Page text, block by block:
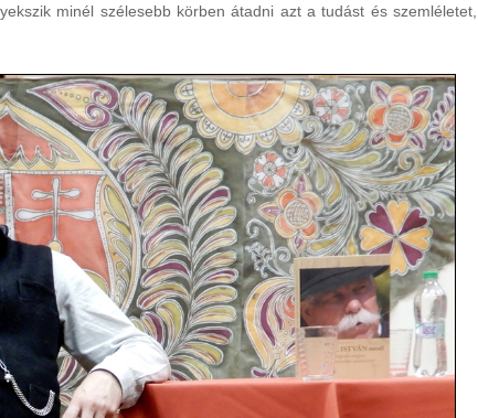
minél szélesebb körben átadni azt a tudást és szemléletet,